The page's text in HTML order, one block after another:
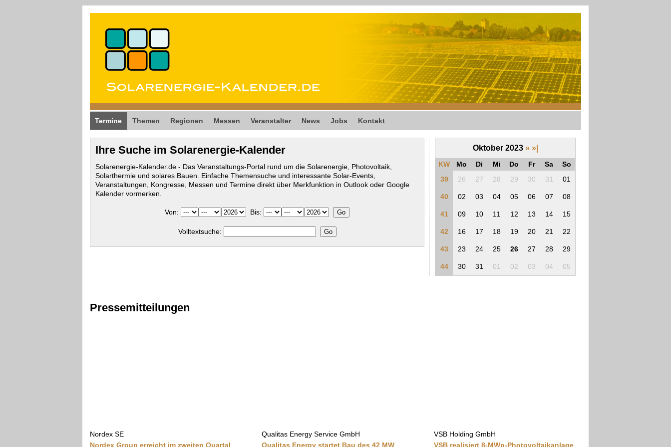
Termine Themen Regionen Messen Veranstalter News Jobs Kontakt
Ihre Suche im Solarenergie-Kalender
Solarenergie-Kalender.de - Das Veranstaltungs-Portal rund um die Solarenergie, Photovoltaik,
Solarthermie und solares Bauen. Einfache Themensuche und interessante Solar-Events,
Veranstaltungen, Kongresse, Messen und Termine direkt über Merkfunktion in Outlook oder Google
Kalender vormerken.
Von: Bis:
Volltextsuche:
Oktober 2023 » »|
KW Mo Di Mi Do Fr Sa
So
39
26 27 28 29 30 31 01
40 02 03 04 05 06 07 08
41 09 10 11 12 13 14 15
42 16 17 18 19 20 21 22
43 23 24 25 26 27 28 29
44 30 31 01 02 03 04 05
Pressemitteilungen
Nordex SE
Nordex Group erreicht im zweiten Quartal
Qualitas Energy Service GmbH
Qualitas Energy startet Bau des 42 MW
VSB Holding GmbH
VSB realisiert 8-MWp-Photovoltaikanlage